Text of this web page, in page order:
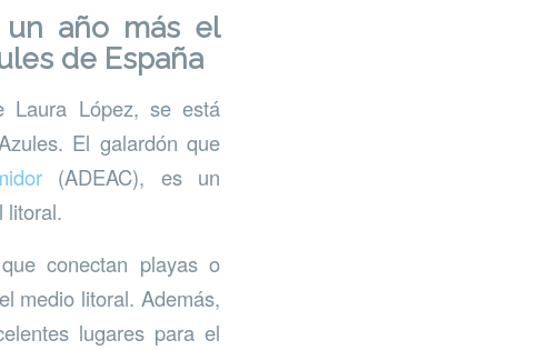
un año más el
de España
Laura López, se está
El galardón que
(ADEAC), es un
litoral.
conectan playas o
medio litoral. Además,
lugares para el